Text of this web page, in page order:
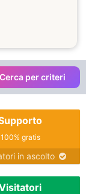
Cerca per criteri
100% gratis
in ascolto